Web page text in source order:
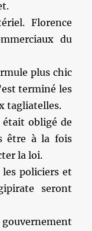
Florence
du
plus chic
terminé les
tagliatelles.
était obligé de
être à la fois
la loi.
les policiers et
seront